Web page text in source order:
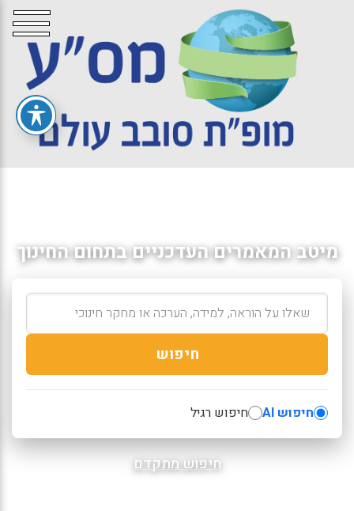
מיטב המאמרים העדכניים בתחום החינוך
חיפוש
חיפוש AI חיפוש רגיל
חיפוש מתקדם